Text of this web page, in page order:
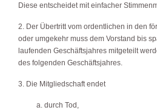
Diese entscheidet mit einfacher
2. Der Übertritt vom ordentlichen in den
oder umgekehr muss dem Vorstand bis
laufenden Geschäftsjahres mitgeteilt
des folgenden Geschäftsjahres.
3. Die Mitgliedschaft endet
a. durch Tod,